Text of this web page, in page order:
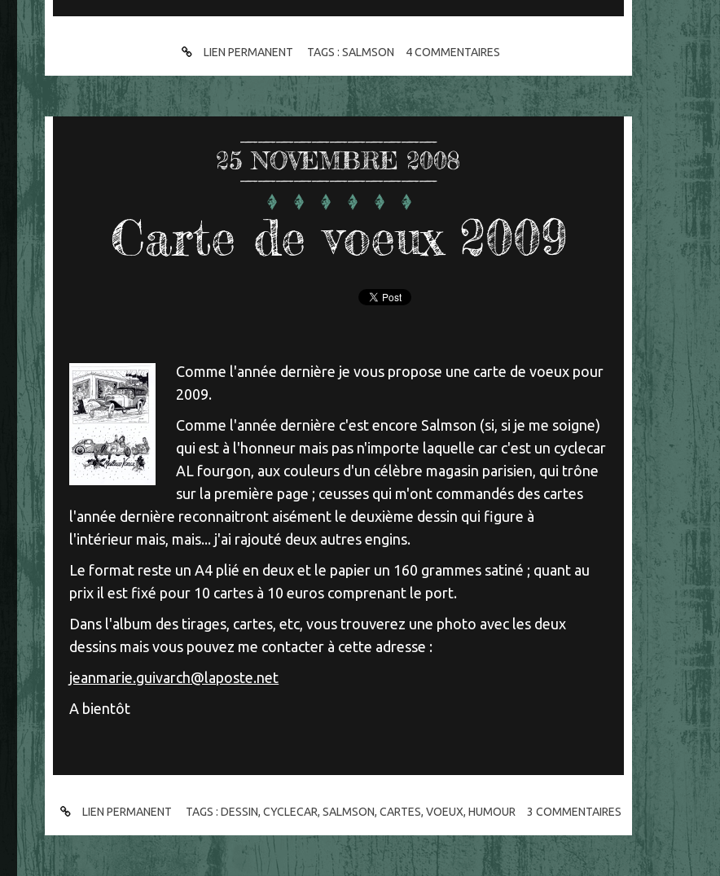
LIEN PERMANENT TAGS : SALMSON 4 COMMENTAIRES
25 NOVEMBRE 2008
Carte de voeux 2009
Comme l'année dernière je vous propose une carte de voeux pour
2009.
Comme l'année dernière c'est encore Salmson (si, si je me soigne)
qui est à l'honneur mais pas n'importe laquelle car c'est un cyclecar
AL fourgon, aux couleurs d'un célèbre magasin parisien, qui trône
sur la première page ; ceusses qui m'ont commandés des cartes
l'année dernière reconnaitront aisément le deuxième dessin qui figure à
l'intérieur mais, mais... j'ai rajouté deux autres engins.
Le format reste un A4 plié en deux et le papier un 160 grammes satiné ; quant au
prix il est fixé pour 10 cartes à 10 euros comprenant le port.
Dans l'album des tirages, cartes, etc, vous trouverez une photo avec les deux
dessins mais vous pouvez me contacter à cette adresse :
jeanmarie.guivarch@laposte.net
A bientôt
LIEN PERMANENT TAGS : DESSIN, CYCLECAR, SALMSON, CARTES, VOEUX, HUMOUR 3 COMMENTAIRES